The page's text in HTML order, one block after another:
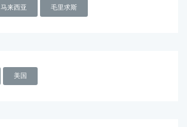
马来西亚 毛里求斯
美国